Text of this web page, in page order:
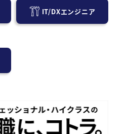
IT/DXエンジニア